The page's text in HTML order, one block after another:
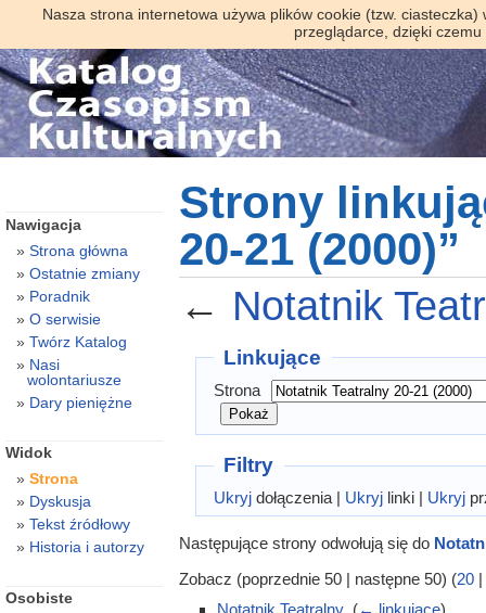
Nasza strona internetowa używa plików cookie (tzw.
przeglądarce, dzięki
Strony
20-21 (2000)”
← Notatnik
Linkujące
Strona
Filtry
Ukryjdołączenia | Ukryjlinki | Ukryj
Następujące strony odwołują się do
Zobacz (poprzednie 50 | następne 50) (20|
Nawigacja
Strona główna
Ostatnie zmiany
Poradnik
O serwisie
Twórz Katalog
Nasi
wolontariusze
Dary pieniężne
Widok
Strona
Dyskusja
Tekst źródłowy
Historia i autorzy
Osobiste